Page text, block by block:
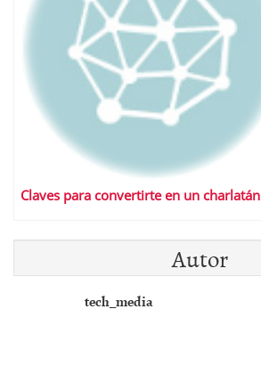
Claves para convertirte en un charlatán
Autor
tech_media